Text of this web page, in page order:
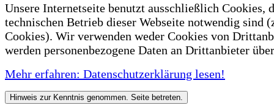
Unsere Internetseite benutzt ausschließlich Cookies,
technischen Betrieb dieser Webseite notwendig sind
Cookies). Wir verwenden weder Cookies von
werden personenbezogene Daten an Drittanbieter
Mehr erfahren: Datenschutzerklärung lesen!
Hinweis zur Kenntnis genommen. Seite betreten.